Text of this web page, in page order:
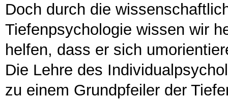
Doch durch die
Tiefenpsychologie wissen wir
helfen, dass er sich
Die Lehre des
zu einem Grundpfeiler der